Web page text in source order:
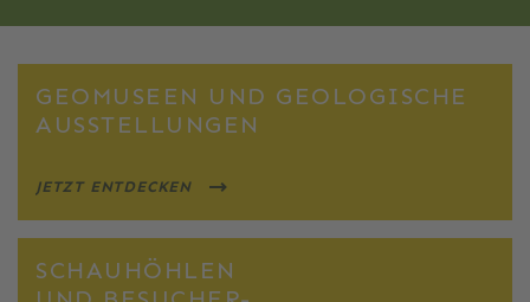
GEOMUSEEN UND GEOLOGISCHE
AUSSTELLUNGEN
JETZT ENTDECKEN
SCHAUHÖHLEN